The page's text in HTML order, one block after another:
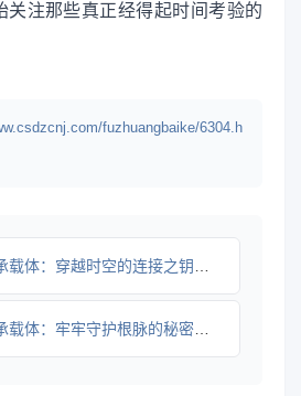
关注那些真正经得起时间考验的
fuzhuangbaike/6304.h
穿越时空的连接之钥，打造属于你的文化印记
体：牢牢守护根脉的秘密武器